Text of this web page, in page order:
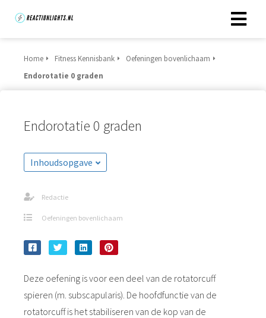
Home Fitness Kennisbank
Oefeningen bovenlichaam
Endorotatie 0 graden
Endorotatie 0 graden
Inhoudsopgave
Redactie
Oefeningen bovenlichaam
Deze oefening is voor een deel van de rotatorcuff
spieren (m. subscapularis). De hoofdfunctie van de
rotatorcuff is het stabiliseren van de kop van de